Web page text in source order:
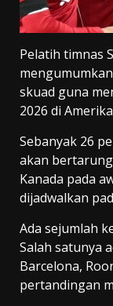
Pelatih timnas
skuad guna
2026 di
Sebanyak 26
akan
Kanada pada
dijadwalkan
Ada sejumlah
Salah satunya
Barcelona,
pertandingan